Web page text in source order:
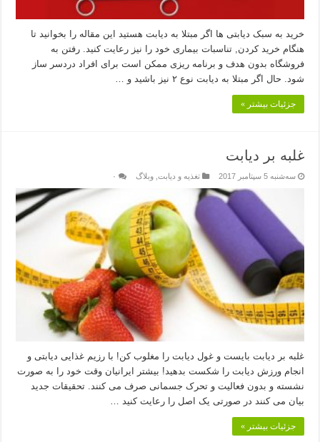
خرید به سبک دیابتی ها اگر مبتلا به دیابت هستید این مقاله را بخوانید تا
هنگام خرید کردن, تناسبات بیماری خود را نیز رعایت کنید. رفتن به
فروشگاه بدون هدف و برنامه ریزی ممکن است برای افراد دردسر ساز
شود. حال اگر مبتلا به دیابت نوع ۲ نیز باشید و …
جزئیات بیشتر »
غلبه بر دیابت
سه‌شنبه 5 سپتامبر 2017 تغذیه و دیابت ,وبلاگ ۰
غلبه بر دیابت بایست و غول دیابت را مغلوب کن! با رزیم غذایی دیابتی و
انجام ورزش دیابت را شکست بدهید! بیشتر ایرانیان وقت خود را به صورت
نشسته و بدون فعالیت و تحرک جسمانی صرف می کنند. تحقیقات جدید
بیان می کنند در صورتی یک اصل را رعایت کنید …
جزئیات بیشتر »